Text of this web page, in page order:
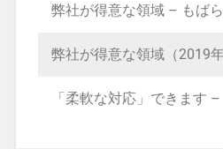
弊社が得意な領域 – もば
弊社が得意な領域（2019
「柔軟な対応」できます